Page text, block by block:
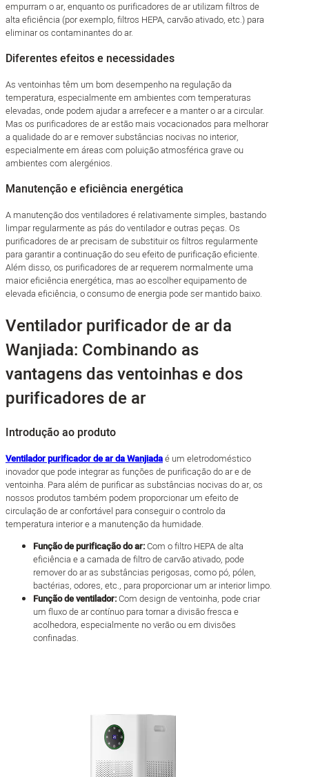
empurram o ar, enquanto os purificadores de ar utilizam filtros de
alta eficiência (por exemplo, filtros HEPA, carvão ativado, etc.) para
eliminar os contaminantes do ar.
Diferentes efeitos e necessidades
As ventoinhas têm um bom desempenho na regulação da
temperatura, especialmente em ambientes com temperaturas
elevadas, onde podem ajudar a arrefecer e a manter o ar a circular.
Mas os purificadores de ar estão mais vocacionados para melhorar
a qualidade do ar e remover substâncias nocivas no interior,
especialmente em áreas com poluição atmosférica grave ou
ambientes com alergénios.
Manutenção e eficiência energética
A manutenção dos ventiladores é relativamente simples, bastando
limpar regularmente as pás do ventilador e outras peças. Os
purificadores de ar precisam de substituir os filtros regularmente
para garantir a continuação do seu efeito de purificação eficiente.
Além disso, os purificadores de ar requerem normalmente uma
maior eficiência energética, mas ao escolher equipamento de
elevada eficiência, o consumo de energia pode ser mantido baixo.
Ventilador purificador de ar da
Wanjiada: Combinando as
vantagens das ventoinhas e dos
purificadores de ar
Introdução ao produto
Ventilador purificador de ar da Wanjiadaé um eletrodoméstico
inovador que pode integrar as funções de purificação do ar e de
ventoinha. Para além de purificar as substâncias nocivas do ar, os
nossos produtos também podem proporcionar um efeito de
circulação de ar confortável para conseguir o controlo da
temperatura interior e a manutenção da humidade.
Função de purificação do ar:Com o filtro HEPA de alta
eficiência e a camada de filtro de carvão ativado, pode
remover do ar as substâncias perigosas, como pó, pólen,
bactérias, odores, etc., para proporcionar um ar interior limpo.
Função de ventilador:Com design de ventoinha, pode criar
um fluxo de ar contínuo para tornar a divisão fresca e
acolhedora, especialmente no verão ou em divisões
confinadas.